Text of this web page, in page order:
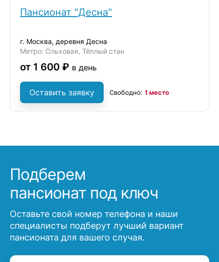
Пансионат "Десна"
г. Москва, деревня Десна
Метро: Ольховая, Тёплый стан
от 1 600 ₽ в день
Оставить заявку Свободно: 1 место
Подберем
пансионат под ключ
Оставьте свой номер телефона и наши
специалисты подберут лучший вариант
пансионата для вашего случая.